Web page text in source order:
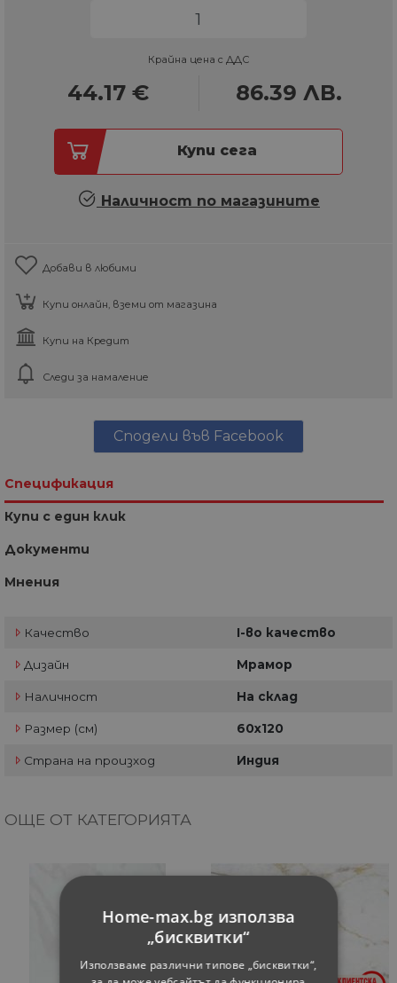
Крайна цена с ДДС
44.17 € 86.39 ЛВ.
Купи сега
Наличност по магазините
Добави в любими
Купи онлайн, вземи от магазина
Купи на Кредит
Следи за намаление
Сподели във Facebook
Спецификация
Купи с един клик
Документи
Мнения
Качество I-во качество
Дизайн Мрамор
Наличност На склад
Размер (см) 60х120
Страна на произход Индия
ОЩЕ ОТ КАТЕГОРИЯТА
Home-max.bg използва
„бисквитки“
Използваме различни типове „бисквитки“,